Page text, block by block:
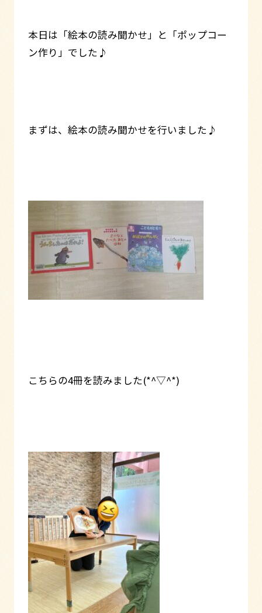
本日は「絵本の読み聞かせ」と「ポップコー
ン作り」でした♪
まずは、絵本の読み聞かせを行いました♪
こちらの4冊を読みました(*^▽^*)